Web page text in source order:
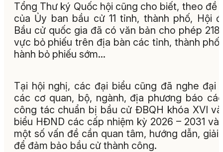
Tổng Thư ký Quốc hội cũng cho biết, theo đề
của Ủy ban bầu cử 11 tỉnh, thành phố, Hội
Bầu cử quốc gia đã có văn bản cho phép 218
vực bỏ phiếu trên địa bàn các tỉnh, thành phố
hành bỏ phiếu sớm…
Tại hội nghị, các đại biểu cũng đã nghe đại
các cơ quan, bộ, ngành, địa phương báo
công tác chuẩn bị bầu cử ĐBQH khóa XVI
biểu HĐND các cấp nhiệm kỳ 2026 – 2031 và
một số vấn đề cần quan tâm, hướng dẫn, giải
để đảm bảo bầu cử thành công.